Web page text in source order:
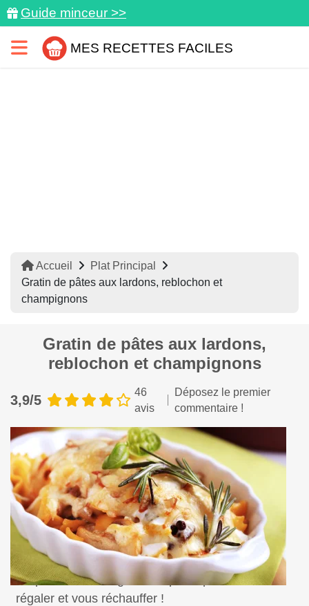
Guide minceur >>
MES RECETTES FACILES
Accueil
Plat Principal
Gratin de pâtes aux lardons, reblochon et
champignons
Gratin de pâtes aux lardons,
reblochon et champignons
3,9/5
46
avis
Déposez le premier
commentaire !
Préparez ce beau gratin de pâtes pour vous
régaler et vous réchauffer !